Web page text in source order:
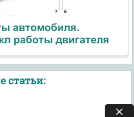
автомобиля.
работы двигателя
статьи: